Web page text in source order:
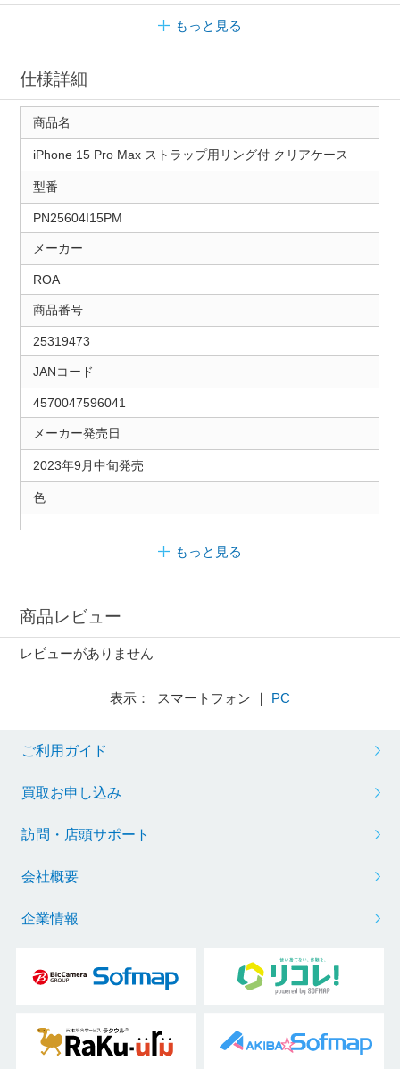
もっと見る
仕様詳細
商品名
iPhone 15 Pro Max ストラップ用リング付 クリアケース
型番
PN25604I15PM
メーカー
ROA
商品番号
25319473
JANコード
4570047596041
メーカー発売日
2023年9月中旬発売
色
もっと見る
商品レビュー
レビューがありません
表示： スマートフォン ｜ PC
ご利用ガイド
買取お申し込み
訪問・店頭サポート
会社概要
企業情報